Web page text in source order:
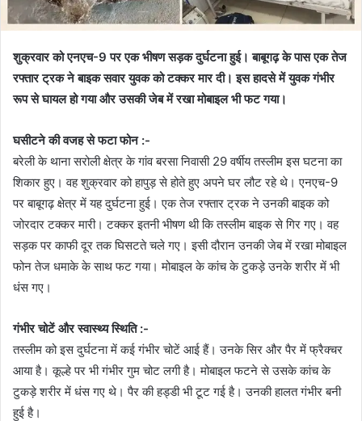
शुक्रवार को एनएच-9 पर एक भीषण सड़क दुर्घटना हुई। बाबूगढ़ के पास एक तेज
रफ्तार ट्रक ने बाइक सवार युवक को टक्कर मार दी। इस हादसे में युवक गंभीर
रूप से घायल हो गया और उसकी जेब में रखा मोबाइल भी फट गया।
घसीटने की वजह से फटा फोन :-
बरेली के थाना सरोली क्षेत्र के गांव बरसा निवासी 29 वर्षीय तस्लीम इस घटना का
शिकार हुए। वह शुक्रवार को हापुड़ से होते हुए अपने घर लौट रहे थे। एनएच-9
पर बाबूगढ़ क्षेत्र में यह दुर्घटना हुई। एक तेज रफ्तार ट्रक ने उनकी बाइक को
जोरदार टक्कर मारी। टक्कर इतनी भीषण थी कि तस्लीम बाइक से गिर गए। वह
सड़क पर काफी दूर तक घिसटते चले गए। इसी दौरान उनकी जेब में रखा मोबाइल
फोन तेज धमाके के साथ फट गया। मोबाइल के कांच के टुकड़े उनके शरीर में भी
धंस गए।
गंभीर चोटें और स्वास्थ्य स्थिति :-
तस्लीम को इस दुर्घटना में कई गंभीर चोटें आई हैं। उनके सिर और पैर में फ्रैक्चर
आया है। कूल्हे पर भी गंभीर गुम चोट लगी है। मोबाइल फटने से उसके कांच के
टुकड़े शरीर में धंस गए थे। पैर की हड्डी भी टूट गई है। उनकी हालत गंभीर बनी
हुई है।